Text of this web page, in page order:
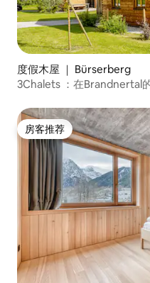
度假木屋 ｜ Bürserberg
3Chalets ：在Brandnertal
房客推荐
房客推荐